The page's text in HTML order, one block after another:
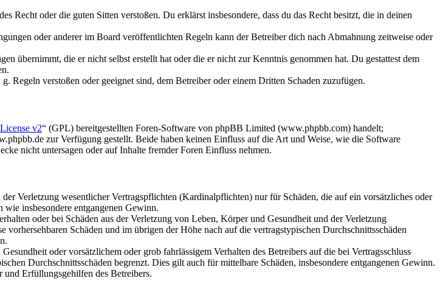
Recht oder die guten Sitten verstoßen. Du erklärst insbesondere, dass du das Recht besitzt, die in deinen
oder anderer im Board veröffentlichten Regeln kann der Betreiber dich nach Abmahnung zeitweise oder
übernimmt, die er nicht selbst erstellt hat oder die er nicht zur Kenntnis genommen hat. Du gestattest dem
Regeln verstoßen oder geeignet sind, dem Betreiber oder einem Dritten Schaden zuzufügen.
v2“ (GPL) bereitgestellten Foren-Software von phpBB Limited (www.phpbb.com) handelt;
zur Verfügung gestellt. Beide haben keinen Einfluss auf die Art und Weise, wie die Software
nicht untersagen oder auf Inhalte fremder Foren Einfluss nehmen.
Verletzung wesentlicher Vertragspflichten (Kardinalpflichten) nur für Schäden, die auf ein vorsätzliches oder
insbesondere entgangenen Gewinn.
oder bei Schäden aus der Verletzung von Leben, Körper und Gesundheit und der Verletzung
Schäden und im übrigen der Höhe nach auf die vertragstypischen Durchschnittsschäden
oder vorsätzlichem oder grob fahrlässigem Verhalten des Betreibers auf die bei Vertragsschluss
Durchschnittsschäden begrenzt. Dies gilt auch für mittelbare Schäden, insbesondere entgangenen Gewinn.
und Erfüllungsgehilfen des Betreibers.